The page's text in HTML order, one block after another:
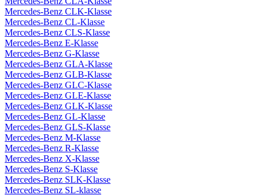
Mercedes-Benz CLK-Klasse
Mercedes-Benz CL-Klasse
Mercedes-Benz CLS-Klasse
Mercedes-Benz E-Klasse
Mercedes-Benz G-Klasse
Mercedes-Benz GLA-Klasse
Mercedes-Benz GLB-Klasse
Mercedes-Benz GLC-Klasse
Mercedes-Benz GLE-Klasse
Mercedes-Benz GLK-Klasse
Mercedes-Benz GL-Klasse
Mercedes-Benz GLS-Klasse
Mercedes-Benz M-Klasse
Mercedes-Benz R-Klasse
Mercedes-Benz X-Klasse
Mercedes-Benz S-Klasse
Mercedes-Benz SLK-Klasse
Mercedes-Benz SL-klasse